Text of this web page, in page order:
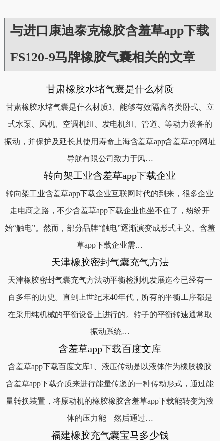
与进口康迪泰克橡胶含羞草app下载
FS120-9马牌橡胶气囊相关的文章
甘肃橡胶水堵气囊是什么材质
甘肃橡胶水堵气囊是什么材质3、能够有效隔离各类卧式、立
式水泵、风机、空调机组、发电机组、管道、等动力设备的
振动，并保护及延长其使用寿命上海含羞草app含羞草app网址
导航有限公司致力于风…
转向架工业含羞草app下载企业
转向架工业含羞草app下载企业互联网时代的到来，很多企业
走电商之路，不少含羞草app下载企业也坐不住了，纷纷开
始“触电”。然而，部分品牌“触电”逐渐演变成形式主义。含羞
草app下载企业需…
天津橡胶密封气囊充气方法
天津橡胶密封气囊充气方法动平衡检测机发展迄今已经有一
百多年的历史。直到上世纪末40年代，所有的平衡工序都是
在采用纯机械的平衡设备上进行的。转子的平衡转速通常取
振动系统…
含羞草app下载百度文库
含羞草app下载百度文库1、液压传动是以液体作为橡胶橡胶
含羞草app下载介质来进行能量传递的一种传动形式，通过能
量转换装置，将原动机的橡胶橡胶含羞草app下载能转变为液
体的压力能，然后通过…
福建橡胶充气囊宝马多少钱